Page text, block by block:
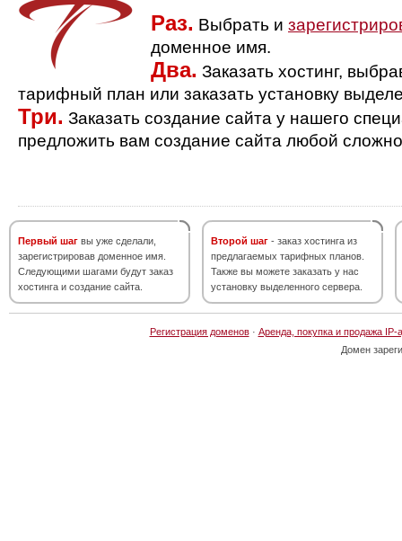
Раз. Выбрать и
доменное имя.
Два. Заказать хостинг,
тарифный план или заказать установку
Три. Заказать создание сайта у нашего
предложить вам создание сайта любой
Первый шаг вы уже сделали,
зарегистрировав доменное имя.
Следующими шагами будут заказ
хостинга и создание сайта.
Второй шаг - заказ хостинга из
предлагаемых тарифных планов.
Также вы можете заказать у нас
установку выделенного сервера.
Регистрация доменов· Аренда, покупка и продажа IP-
Домен